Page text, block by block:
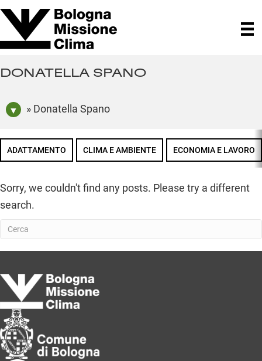
DONATELLA SPANO
» Donatella Spano
ADATTAMENTO CLIMA E AMBIENTE ECONOMIA E LAVORO
Sorry, we couldn't find any posts. Please try a different
search.